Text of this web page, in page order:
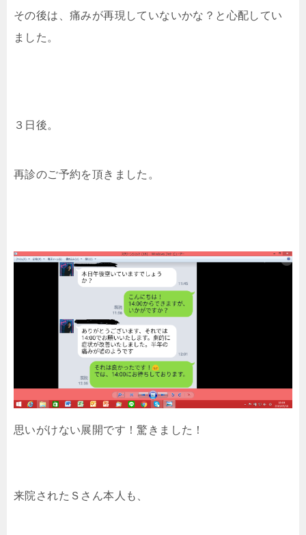
その後は、痛みが再現していないかな？と心配してい
ました。
３日後。
再診のご予約を頂きました。
思いがけない展開です！驚きました！
来院されたＳさん本人も、